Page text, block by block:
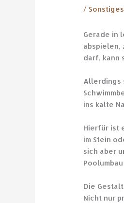
/ Sonstiges
Gerade in
abspielen,
darf, kann
Allerdings
ins kalte
Hierfür ist
im Stein
sich aber
Die
Nicht nur